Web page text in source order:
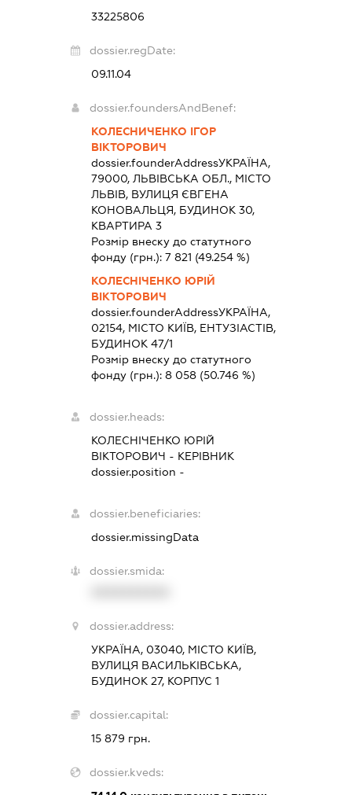
33225806
dossier.regDate:
09.11.04
dossier.foundersAndBenef:
КОЛЕСНИЧЕНКО ІГОР
ВІКТОРОВИЧ
dossier.founderAddressУКРАЇНА,
79000, ЛЬВІВСЬКА ОБЛ., МІСТО
ЛЬВІВ, ВУЛИЦЯ ЄВГЕНА
КОНОВАЛЬЦЯ, БУДИНОК 30,
КВАРТИРА 3
Розмір внеску до статутного
фонду (грн.): 7 821 (49.254 %)
КОЛЕСНІЧЕНКО ЮРІЙ
ВІКТОРОВИЧ
dossier.founderAddressУКРАЇНА,
02154, МІСТО КИЇВ, ЕНТУЗІАСТІВ,
БУДИНОК 47/1
Розмір внеску до статутного
фонду (грн.): 8 058(50.746 %)
dossier.heads:
КОЛЕСНІЧЕНКО ЮРІЙ
ВІКТОРОВИЧ - КЕРІВНИК
dossier.position -
dossier.beneficiaries:
dossier.missingData
dossier.smida:
dossier.address:
УКРАЇНА, 03040, МІСТО КИЇВ,
ВУЛИЦЯ ВАСИЛЬКІВСЬКА,
БУДИНОК 27, КОРПУС 1
dossier.capital:
15 879 грн.
dossier.kveds: